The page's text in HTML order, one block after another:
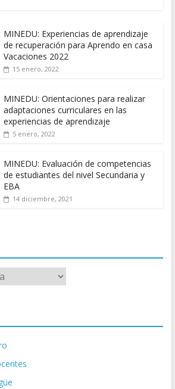
MINEDU: Experiencias de aprendizaje
de recuperación para Aprendo en casa
Vacaciones 2022
15 enero, 2022
MINEDU: Orientaciones para realizar
adaptaciones curriculares en las
experiencias de aprendizaje
5 enero, 2022
MINEDU: Evaluación de competencias
de estudiantes del nivel Secundaria y
EBA
14 diciembre, 2021